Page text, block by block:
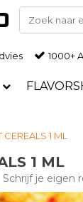
1000+
1 ML
1 ML
Schrijf je eigen